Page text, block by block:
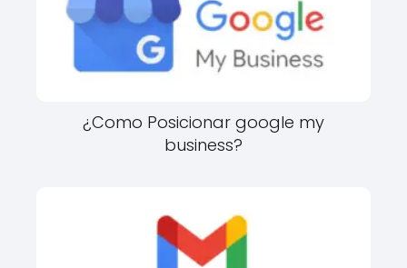
¿Como Posicionar google my
business?